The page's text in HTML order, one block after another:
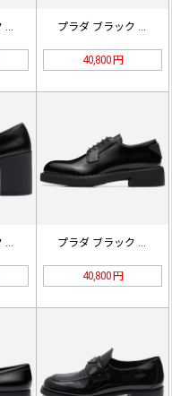
プラダ ブラック ブラッシュ レザー… プラダ ブラック モノリス ブラッシ…
40,800 円
40,800 円